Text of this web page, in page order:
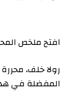
افتح ملخص
رولا خلف،
المفضلة في